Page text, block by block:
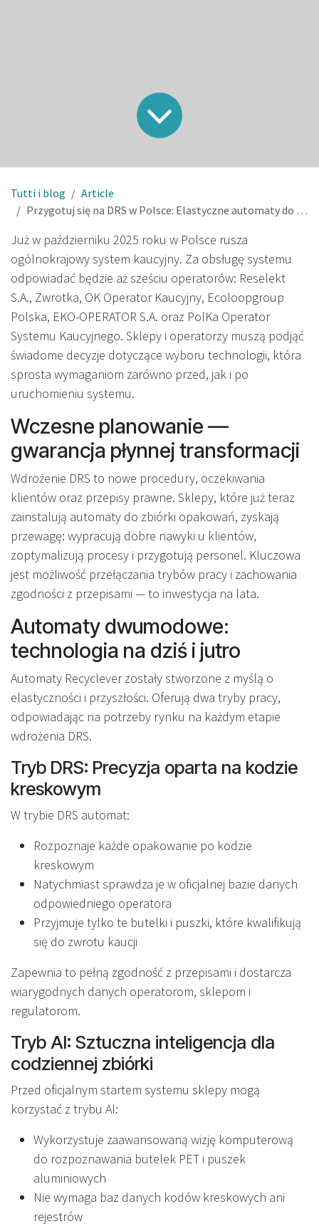
Tutti i blog
Article
Przygotuj się na DRS w Polsce: Elastyczne automaty do zbiórki opakowań
Już w październiku 2025 roku w Polsce rusza
ogólnokrajowy system kaucyjny. Za obsługę systemu
odpowiadać będzie aż sześciu operatorów: Reselekt
S.A., Zwrotka, OK Operator Kaucyjny, Ecoloopgroup
Polska, EKO-OPERATOR S.A. oraz PolKa Operator
Systemu Kaucyjnego. Sklepy i operatorzy muszą podjąć
świadome decyzje dotyczące wyboru technologii, która
sprosta wymaganiom zarówno przed, jak i po
uruchomieniu systemu.
Wczesne planowanie —
gwarancja płynnej transformacji
Wdrożenie DRS to nowe procedury, oczekiwania
klientów oraz przepisy prawne. Sklepy, które już teraz
zainstalują automaty do zbiórki opakowań, zyskają
przewagę: wypracują dobre nawyki u klientów,
zoptymalizują procesy i przygotują personel. Kluczowa
jest możliwość przełączania trybów pracy i zachowania
zgodności z przepisami — to inwestycja na lata.
Automaty dwumodowe:
technologia na dziś i jutro
Automaty Recyclever zostały stworzone z myślą o
elastyczności i przyszłości. Oferują dwa tryby pracy,
odpowiadając na potrzeby rynku na każdym etapie
wdrożenia DRS.
Tryb DRS: Precyzja oparta na kodzie
kreskowym
W trybie DRS automat:
Rozpoznaje każde opakowanie po kodzie
kreskowym
Natychmiast sprawdza je w oficjalnej bazie danych
odpowiedniego operatora
Przyjmuje tylko te butelki i puszki, które kwalifikują
się do zwrotu kaucji
Zapewnia to pełną zgodność z przepisami i dostarcza
wiarygodnych danych operatorom, sklepom i
regulatorom.
Tryb AI: Sztuczna inteligencja dla
codziennej zbiórki
Przed oficjalnym startem systemu sklepy mogą
korzystać z trybu AI:
Wykorzystuje zaawansowaną wizję komputerową
do rozpoznawania butelek PET i puszek
aluminiowych
Nie wymaga baz danych kodów kreskowych ani
rejestrów